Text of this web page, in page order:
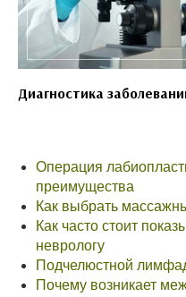
Диагностика
Операция
преимущества
Как выбрать
Как часто стоит
неврологу
Подчелюстной
Почему возникает